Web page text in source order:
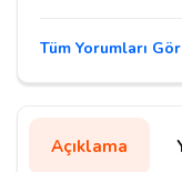
Tüm Yorumları Gör
Açıklama